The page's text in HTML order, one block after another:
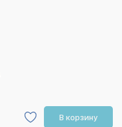
В корзину